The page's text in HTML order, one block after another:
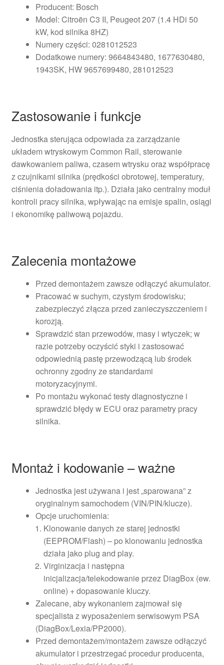
Producent: Bosch
Model: Citroën C3 II, Peugeot 207 (1.4 HDi 50
kW, kod silnika 8HZ)
Numery części: 0281012523
Dodatkowe numery: 9664843480, 1677630480,
1943SK, HW 9657699480, 281012523
Zastosowanie i funkcje
Jednostka sterująca odpowiada za zarządzanie
układem wtryskowym Common Rail, sterowanie
dawkowaniem paliwa, czasem wtrysku oraz współpracę
z czujnikami silnika (prędkości obrotowej, temperatury,
ciśnienia doładowania itp.). Działa jako centralny moduł
kontroli pracy silnika, wpływając na emisje spalin, osiągi
i ekonomikę paliwową pojazdu.
Zalecenia montażowe
Przed demontażem zawsze odłączyć akumulator.
Pracować w suchym, czystym środowisku;
zabezpieczyć złącza przed zanieczyszczeniem i
korozją.
Sprawdzić stan przewodów, masy i wtyczek; w
razie potrzeby oczyścić styki i zastosować
odpowiednią pastę przewodzącą lub środek
ochronny zgodny ze standardami
motoryzacyjnymi.
Po montażu wykonać testy diagnostyczne i
sprawdzić błędy w ECU oraz parametry pracy
silnika.
Montaż i kodowanie – ważne
Jednostka jest używana i jest „sparowana” z
oryginalnym samochodem (VIN/PIN/klucze).
Opcje uruchomienia:
Klonowanie danych ze starej jednostki
(EEPROM/Flash) – po klonowaniu jednostka
działa jako plug and play.
Virginizacja i następna
inicjalizacja/telekodowanie przez DiagBox (ew.
online) + dopasowanie kluczy.
Zalecane, aby wykonaniem zajmował się
specjalista z wyposażeniem serwisowym PSA
(DiagBox/Lexia/PP2000).
Przed demontażem/montażem zawsze odłączyć
akumulator i przestrzegać procedur producenta,